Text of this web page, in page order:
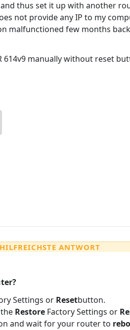
thus set it up with another
not provide any IP to my
malfunctioned few months
614v9 manually without reset
HILFREICHSTE ANTWORT
Settings or Resetbutton.
Restore Factory Settings or
and wait for your router to